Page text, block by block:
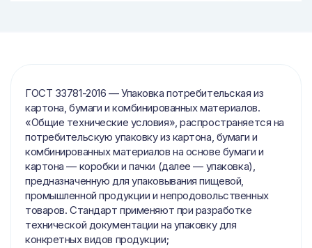
ГОСТ 33781-2016 — Упаковка потребительская из
картона, бумаги и комбинированных материалов.
«Общие технические условия», распространяется на
потребительскую упаковку из картона, бумаги и
комбинированных материалов на основе бумаги и
картона — коробки и пачки (далее — упаковка),
предназначенную для упаковывания пищевой,
промышленной продукции и непродовольственных
товаров. Стандарт применяют при разработке
технической документации на упаковку для
конкретных видов продукции;